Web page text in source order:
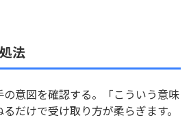
法
意図を確認する。「こういう意味
だけで受け取り方が柔らぎます。